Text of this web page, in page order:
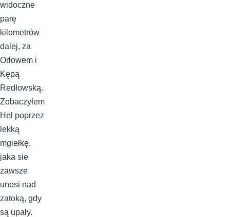
widoczne
parę
kilometrów
dalej, za
Orłowem i
Kępą
Redłowską.
Zobaczyłem
Hel poprzez
lekką
mgiełkę,
jaka sie
zawsze
unosi nad
zatoką, gdy
są upały.